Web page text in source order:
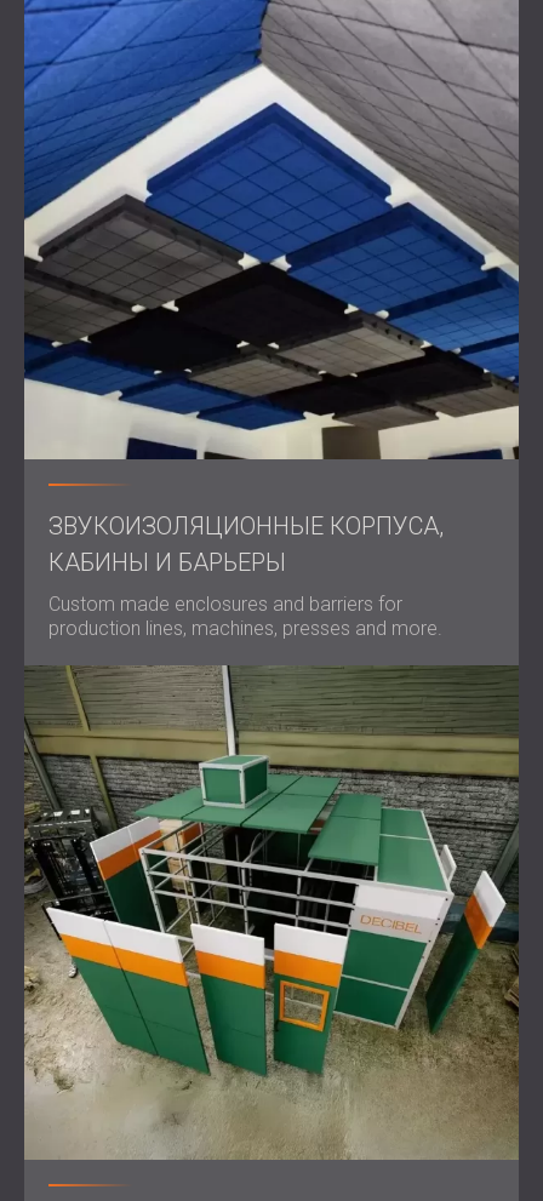
ЗВУКОИЗОЛЯЦИОННЫЕ КОРПУСА,
КАБИНЫ И БАРЬЕРЫ
Custom made enclosures and barriers for
production lines, machines, presses and more.